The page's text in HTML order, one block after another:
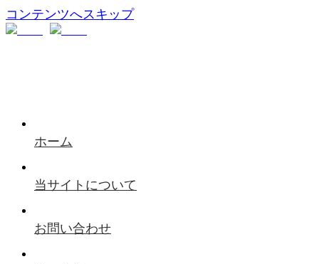
コンテンツへスキップ
ホーム
当サイトについて
お問い合わせ